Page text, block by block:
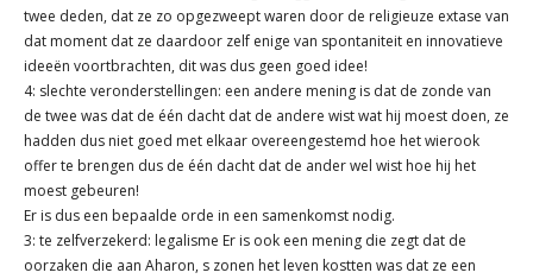
twee deden, dat ze zo opgezweept waren door de religieuze extase van
dat moment dat ze daardoor zelf enige van spontaniteit en innovatieve
ideeën voortbrachten, dit was dus geen goed idee!
4: slechte veronderstellingen: een andere mening is dat de zonde van
de twee was dat de één dacht dat de andere wist wat hij moest doen, ze
hadden dus niet goed met elkaar overeengestemd hoe het wierook
offer te brengen dus de één dacht dat de ander wel wist hoe hij het
moest gebeuren!
Er is dus een bepaalde orde in een samenkomst nodig.
3: te zelfverzekerd: legalisme Er is ook een mening die zegt dat de
oorzaken die aan Aharon, s zonen het leven kostten was dat ze een